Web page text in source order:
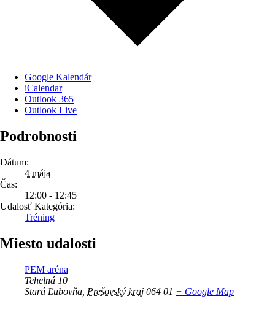
Google Kalendár
iCalendar
Outlook 365
Outlook Live
Podrobnosti
Dátum:
4 mája
Čas:
12:00 - 12:45
Udalosť Kategória:
Tréning
Miesto udalosti
PEM aréna
Tehelná 10
Stará Ľubovňa Prešovský kraj 064 01 + Google Map